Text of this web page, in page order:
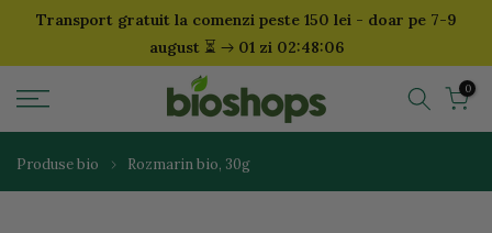
SariTransport gratuit la comenzi peste 150 lei - doar pe 7-9
august ⏳ 01 zi 02:48:05
0
Produse bio Rozmarin bio, 30g